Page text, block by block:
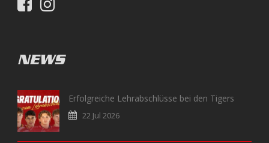
NEWS
Erfolgreiche Lehrabschlüsse bei den Tigers
22 Jul 2026